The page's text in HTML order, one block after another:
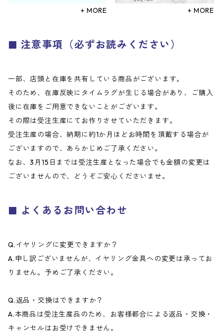
+ MORE + MORE
注意事項（必ずお読みください）
一部、店頭と在庫を共有している商品がございます。
そのため、在庫反映にタイムラグが生じる場合があり、ご購入
後に在庫をご用意できないことがございます。
その際は受注生産にてお作りさせていただきます。
受注生産の場合、納期に約1か月ほどお時間を頂戴する場合が
ございますので、あらかじめご了承ください。
なお、3月15日までは受注生産となった場合でも金額の変更は
ございませんので、どうぞご安心くださいませ。
よくあるお問い合わせ
Q.イヤリングに変更できますか？
A.申し訳ございませんが、イヤリング金具への変更は承ってお
りません。予めご了承ください。
Q.返品・交換はできますか？
A.本商品は受注生産品のため、お客様都合による返品・交換・
キャンセルはお受けできません。